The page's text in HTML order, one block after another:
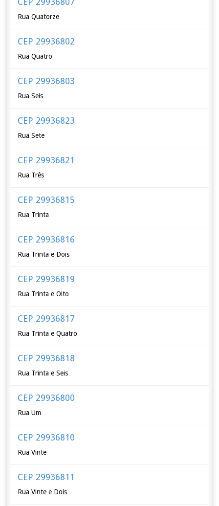
Rua Quatorze
CEP 29936802
Rua Quatro
CEP 29936803
Rua Seis
CEP 29936823
Rua Sete
CEP 29936821
Rua Três
CEP 29936815
Rua Trinta
CEP 29936816
Rua Trinta e Dois
CEP 29936819
Rua Trinta e Oito
CEP 29936817
Rua Trinta e Quatro
CEP 29936818
Rua Trinta e Seis
CEP 29936800
Rua Um
CEP 29936810
Rua Vinte
CEP 29936811
Rua Vinte e Dois